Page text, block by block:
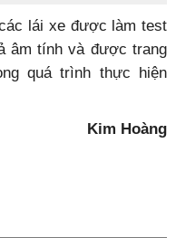
lái xe được làm test
âm tính và được trang
quá trình thực hiện
Kim Hoàng